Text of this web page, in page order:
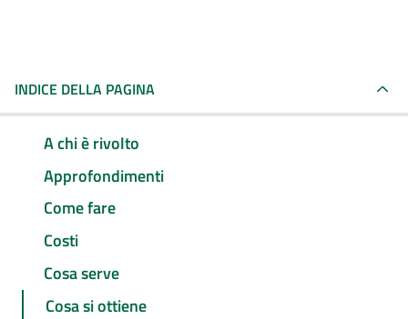
INDICE DELLA PAGINA
A chi è rivolto
Approfondimenti
Come fare
Costi
Cosa serve
Cosa si ottiene